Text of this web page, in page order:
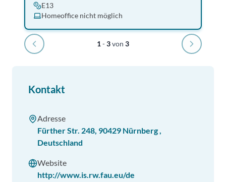
E13
Homeoffice nicht möglich
1-3von 3
Kontakt
Adresse
Fürther Str. 248, 90429 Nürnberg,
Deutschland
Website
http://www.is.rw.fau.eu/de